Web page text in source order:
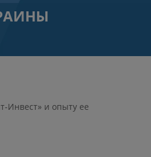
Инвест» и опыту ее